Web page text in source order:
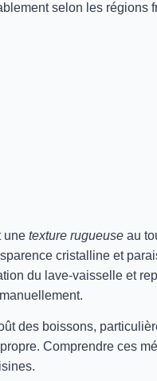
selon les régions
une texture rugueuse au
cristalline et
du lave-vaisselle et
des boissons,
Comprendre ces